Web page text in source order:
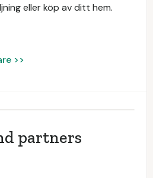
eller köp av ditt hem.
>>
partners